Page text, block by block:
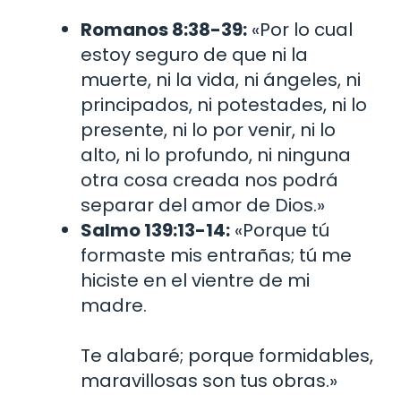
Romanos 8:38-39: «Por lo cual
estoy seguro de que ni la
muerte, ni la vida, ni ángeles, ni
principados, ni potestades, ni lo
presente, ni lo por venir, ni lo
alto, ni lo profundo, ni ninguna
otra cosa creada nos podrá
separar del amor de Dios.»
Salmo 139:13-14: «Porque tú
formaste mis entrañas; tú me
hiciste en el vientre de mi
madre.
Te alabaré; porque formidables,
maravillosas son tus obras.»